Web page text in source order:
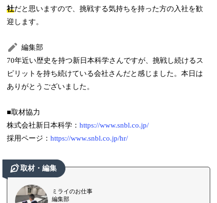
社だと思いますので、挑戦する気持ちを持った方の入社を歓
迎します。
編集部
70年近い歴史を持つ新日本科学さんですが、挑戦し続けるス
ピリットを持ち続けている会社さんだと感じました。本日は
ありがとうございました。
■取材協力
株式会社新日本科学：https://www.snbl.co.jp/
採用ページ：https://www.snbl.co.jp/hr/
取材・編集
ミライのお仕事
編集部